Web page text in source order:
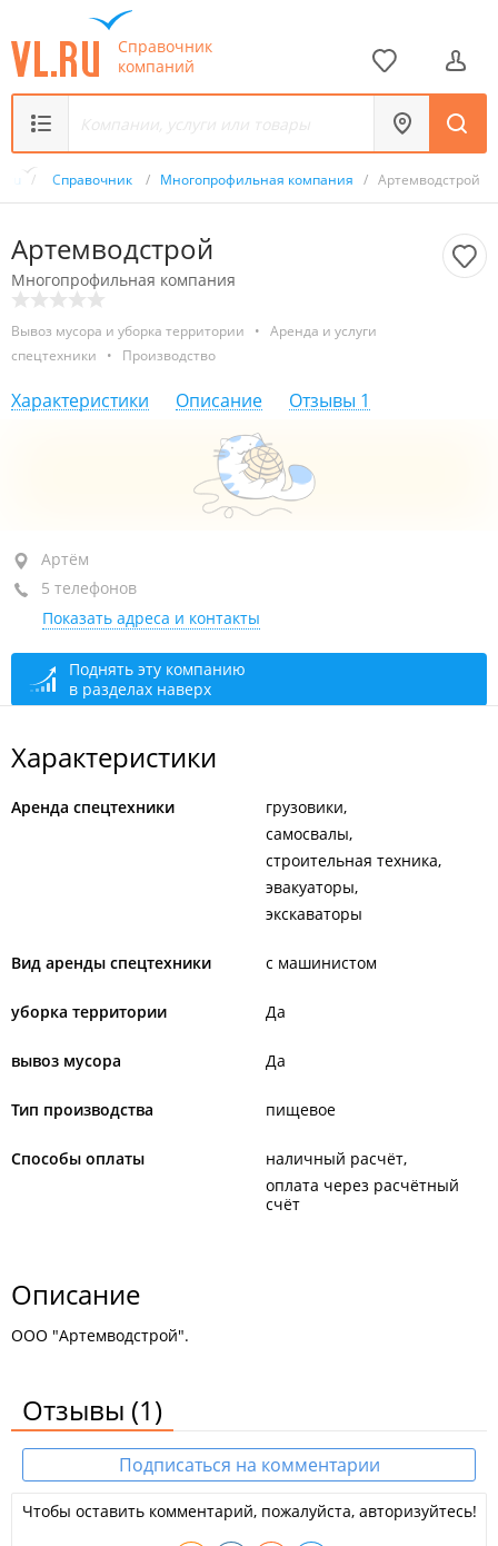
Справочник
компаний
/ Справочник / Многопрофильная компания / Артемводстрой
Артемводстрой
Многопрофильная компания
Вывоз мусора и уборка территории • Аренда и услуги
спецтехники
• Производство
Характеристики Описание Отзывы 1
Артём, ул. Виноградная, 3А
+7 950 288-58-85
+7 (423-37) 4-33-58
круглосуточно
Артём
5 телефонов
Показать адреса и контакты
Поднять эту компанию
в разделах наверх
Характеристики
Аренда спецтехники
грузовики
самосвалы
строительная техника
эвакуаторы
экскаваторы
Вид аренды спецтехники с машинистом
уборка территории Да
вывоз мусора Да
Тип производства пищевое
Способы оплаты
наличный расчёт
оплата через расчётный
счёт
Описание
ООО "Артемводстрой".
Отзывы (1)
Подписаться на комментарии
Чтобы оставить комментарий, пожалуйста, авторизуйтесь!